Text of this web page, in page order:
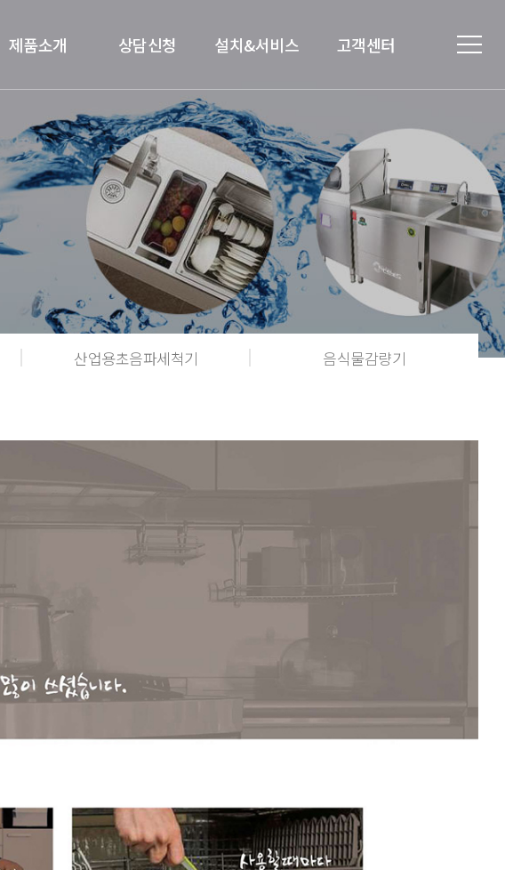
제품소개 상담신청 설치&서비스 고객센터
산업용초음파세척기 음식물감량기